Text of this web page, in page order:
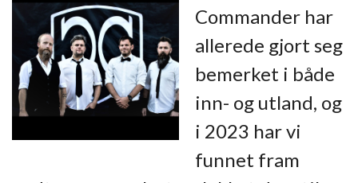
Commander har
allerede gjort seg
bemerket i både
inn- og utland, og
i 2023 har vi
funnet fram